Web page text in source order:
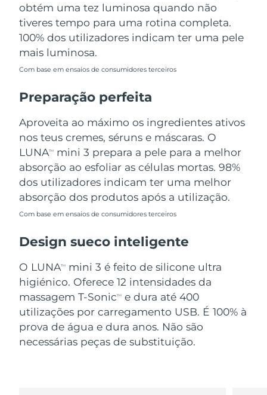
obtém uma tez luminosa quando não
tiveres tempo para uma rotina completa.
100% dos utilizadores indicam ter uma pele
mais luminosa.
Com base em ensaios de consumidores terceiros
Preparação perfeita
Aproveita ao máximo os ingredientes ativos
nos teus cremes, séruns e máscaras. O
LUNATM
mini 3 prepara a pele para a melhor
absorção ao esfoliar as células mortas. 98%
dos utilizadores indicam ter uma melhor
absorção dos produtos após a utilização.
Com base em ensaios de consumidores terceiros
Design sueco inteligente
O LUNATM
mini 3 é feito de silicone ultra
higiénico. Oferece 12 intensidades da
massagem T-SonicTM
e dura até 400
utilizações por carregamento USB. É 100% à
prova de água e dura anos. Não são
necessárias peças de substituição.
Emirados Árabes
Unidos
Entrega prevista8/11/26
Reino Unido
Vietnã Entrega prevista